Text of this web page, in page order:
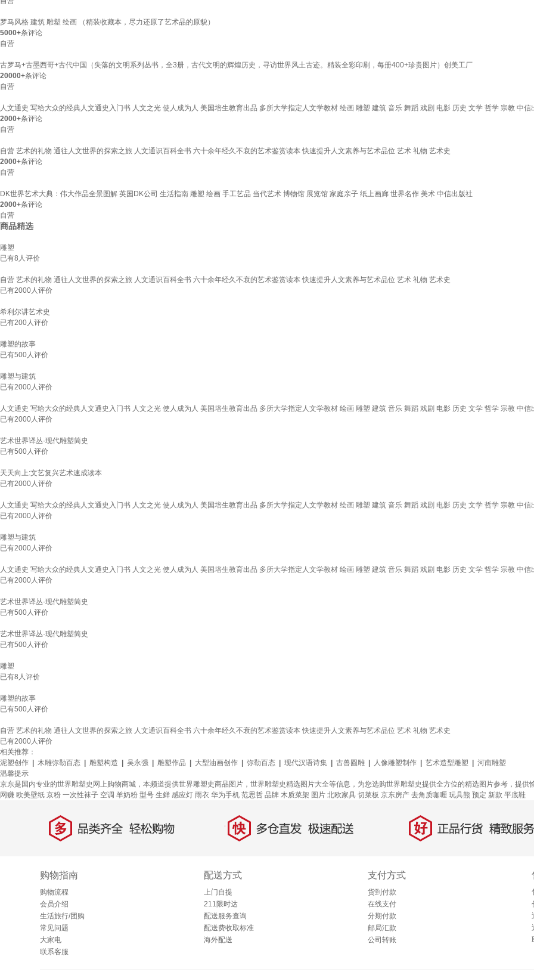
罗马风格 建筑 雕塑 绘画 （精装收藏本，尽力还原了艺术品的原貌）
5000+条评论
自营
古罗马+古墨西哥+古代中国（失落的文明系列丛书，全3册，古代文明的辉煌历史，寻访世界风土古迹。精装全彩印刷，每册400+珍贵图片）创美工厂
20000+条评论
自营
人文通史 写给大众的经典人文通史入门书 人文之光 使人成为人 美国培生教育出品 多所大学指定人文学教材 绘画 雕塑 建筑 音乐 舞蹈 戏剧 电影 历史 文学 哲学 宗教 中信
2000+条评论
自营
自营 艺术的礼物 通往人文世界的探索之旅 人文通识百科全书 六十余年经久不衰的艺术鉴赏读本 快速提升人文素养与艺术品位 艺术 礼物 艺术史
2000+条评论
自营
DK世界艺术大典：伟大作品全景图解 英国DK公司 生活指南 雕塑 绘画 手工艺品 当代艺术 博物馆 展览馆 家庭亲子 纸上画廊 世界名作 美术 中信出版社
2000+条评论
自营
商品精选
雕塑
已有8 人评价
自营 艺术的礼物 通往人文世界的探索之旅 人文通识百科全书 六十余年经久不衰的艺术鉴赏读本 快速提升人文素养与艺术品位 艺术 礼物 艺术史
已有2000人评价
希利尔讲艺术史
已有200人评价
雕塑的故事
已有500人评价
雕塑与建筑
已有2000人评价
人文通史 写给大众的经典人文通史入门书 人文之光 使人成为人 美国培生教育出品 多所大学指定人文学教材 绘画 雕塑 建筑 音乐 舞蹈 戏剧 电影 历史 文学 哲学 宗教 中信
已有2000人评价
艺术世界译丛·现代雕塑简史
已有500人评价
天天向上:文艺复兴艺术速成读本
已有2000人评价
人文通史 写给大众的经典人文通史入门书 人文之光 使人成为人 美国培生教育出品 多所大学指定人文学教材 绘画 雕塑 建筑 音乐 舞蹈 戏剧 电影 历史 文学 哲学 宗教 中信
已有2000人评价
雕塑与建筑
已有2000人评价
人文通史 写给大众的经典人文通史入门书 人文之光 使人成为人 美国培生教育出品 多所大学指定人文学教材 绘画 雕塑 建筑 音乐 舞蹈 戏剧 电影 历史 文学 哲学 宗教 中信
已有2000人评价
艺术世界译丛·现代雕塑简史
已有500人评价
艺术世界译丛·现代雕塑简史
已有500人评价
雕塑
已有8 人评价
雕塑的故事
已有500人评价
自营 艺术的礼物 通往人文世界的探索之旅 人文通识百科全书 六十余年经久不衰的艺术鉴赏读本 快速提升人文素养与艺术品位 艺术 礼物 艺术史
已有2000人评价
相关推荐：
泥塑创作
木雕弥勒百态 雕塑构造 吴永强 雕塑作品 大型油画创作 弥勒百态 现代汉语诗集 古兽圆雕 人像雕塑制作 艺术造型雕塑
河南雕塑
温馨提示
京东是国内专业的世界雕塑史网上购物商城，本频道提供世界雕塑史商品图片，世界雕塑史精选图片大全等信息，为您选购世界雕塑史提供全方位的精选图片参考，提供
网赚 欧美壁纸 京粉 一次性袜子 空调 羊奶粉 型号 生鲜 感应灯 雨衣 华为手机 范思哲 品牌 木质菜架 图片 北欧家具 切菜板 京东房产 去角质咖喱 玩具熊 预定 新款 平底鞋
多 品类齐全，轻松购物 快 多仓直发，极速配送 好 正品行货，精致服务
购物指南
购物流程
会员介绍
生活旅行/团购
常见问题
大家电
联系客服
配送方式
上门自提
211限时达
配送服务查询
配送费收取标准
海外配送
支付方式
货到付款
在线支付
分期付款
邮局汇款
公司转账